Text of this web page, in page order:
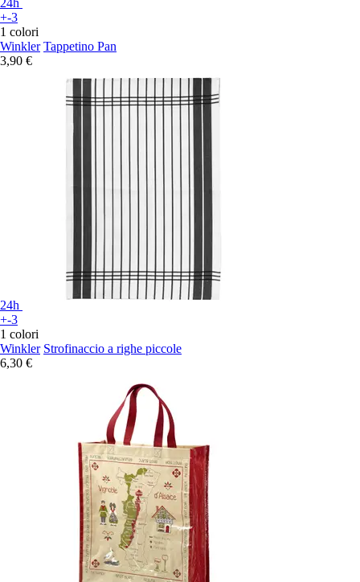
+-3
1 colori
Winkler Tappetino Pan
3,90 €
24h
+-3
1 colori
Winkler Strofinaccio a righe piccole
6,30 €